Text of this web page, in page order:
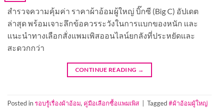
สำรวจความคุ้มค่า ราคาผ้าอ้อมผู้ใหญ่ บิ๊กซี (Big C) อัปเดต
ล่าสุด พร้อมเจาะลึกข้อควรระวังในการแบกของหนัก และ
แนะนำทางเลือกสั่งแพมเพิสออนไลน์ยกลังที่ประหยัดและ
สะดวกกว่า
CONTINUE READING →
Posted inรอบรู้เรื่องผ้าอ้อม, คู่มือเลือกซื้อแพมเพิส Tagged#ผ้าอ้อมผู้ใหญ่